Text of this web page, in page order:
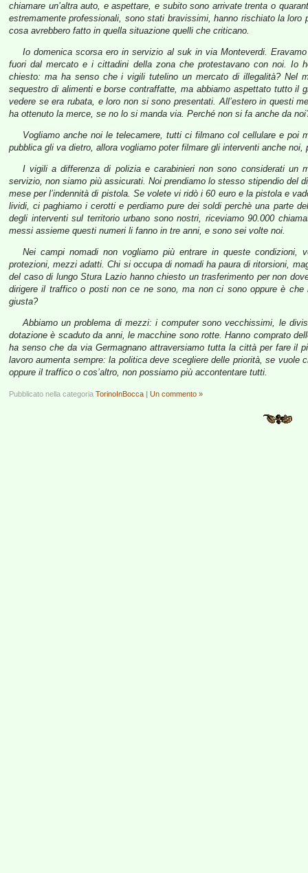
chiamare un’altra auto, e aspettare, e subito sono arrivate trenta o
estremamente professionali, sono stati bravissimi, hanno rischiato la
cosa avrebbero fatto in quella situazione quelli che criticano.
Io domenica scorsa ero in servizio al suk in via Monteverdi.
fuori dal mercato e i cittadini della zona che protestavano con noi. Io
chiesto: ma ha senso che i vigili tutelino un mercato di illegalità? Nel
sequestro di alimenti e borse contraffatte, ma abbiamo aspettato tutto il
vedere se era rubata, e loro non si sono presentati. All’estero in questi
ha ottenuto la merce, se no lo si manda via. Perché non si fa anche da
Vogliamo anche noi le telecamere, tutti ci filmano col cellulare e poi
pubblica gli va dietro, allora vogliamo poter filmare gli interventi anche noi,
I vigili a differenza di polizia e carabinieri non sono considerati un
servizio, non siamo più assicurati. Noi prendiamo lo stesso stipendio del
mese per l’indennità di pistola. Se volete vi ridò i 60 euro e la pistola e
lividi, ci paghiamo i cerotti e perdiamo pure dei soldi perchè una parte
degli interventi sul territorio urbano sono nostri, riceviamo 90.000
messi assieme questi numeri li fanno in tre anni, e sono sei volte noi.
Nei campi nomadi non vogliamo più entrare in queste
protezioni, mezzi adatti. Chi si occupa di nomadi ha paura di ritorsioni,
del caso di lungo Stura Lazio hanno chiesto un trasferimento per non
dirigere il traffico o posti non ce ne sono, ma non ci sono oppure è
giusta?
Abbiamo un problema di mezzi: i computer sono vecchissimi, le
dotazione è scaduto da anni, le macchine sono rotte. Hanno comprato
ha senso che da via Germagnano attraversiamo tutta la città per fare il
lavoro aumenta sempre: la politica deve scegliere delle priorità, se vuole
oppure il traffico o cos’altro, non possiamo più accontentare tutti.
Pubblicato nella categoria TorinoInBocca | Un commento »